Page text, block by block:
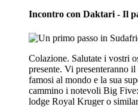
Incontro con Daktari - Il
Colazione. Salutate i vostri
presente. Vi presenteranno
famosi al mondo e la sua
cammino i notevoli Big
lodge Royal Kruger o